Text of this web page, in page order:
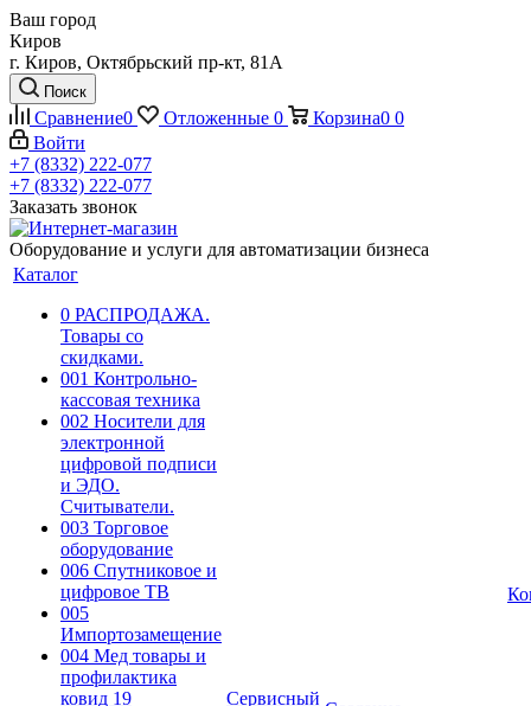
Ваш город
Киров
г. Киров, Октябрьский пр-кт, 81А
Поиск
Сравнение0 Отложенные 0 Корзина0 0
Войти
+7 (8332) 222-077
+7 (8332) 222-077
Заказать звонок
Оборудование и услуги для автоматизации бизнеса
Каталог
0 РАСПРОДАЖА.
Товары со
скидками.
001 Контрольно-
кассовая техника
002 Носители для
электронной
цифровой подписи
и ЭДО.
Считыватели.
003 Торговое
оборудование
006 Спутниковое и
цифровое ТВ
005
Импортозамещение
004 Мед товары и
профилактика
ковид 19
Сервисный